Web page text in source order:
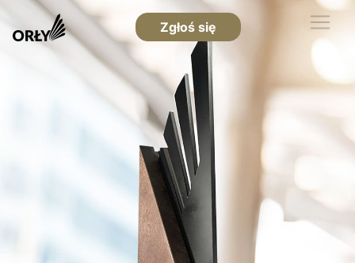
Zgłoś się